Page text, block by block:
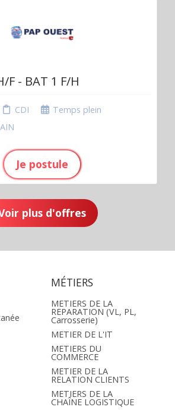
F - BAT 1 F/H
CDI
Temps plein
Je postule
plus d'offres
MÉTIERS
METIERS DE LA
REPARATION (VL, PL,
Carrosserie)
METIER DE L'IT
METIERS DU
COMMERCE
METIER DE LA
RELATION CLIENTS
METIERS DE LA
CHAÎNE LOGISTIQUE